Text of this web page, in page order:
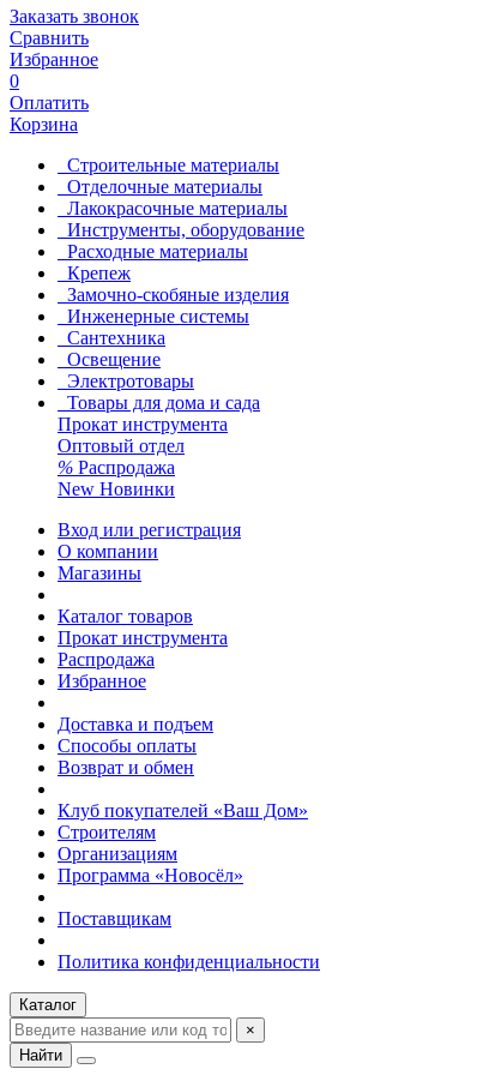
Заказать звонок
Сравнить
Избранное
0
Оплатить
Корзина
Строительные материалы
Отделочные материалы
Лакокрасочные материалы
Инструменты, оборудование
Расходные материалы
Крепеж
Замочно-скобяные изделия
Инженерные системы
Сантехника
Освещение
Электротовары
Товары для дома и сада
Прокат инструмента
Оптовый отдел
% Распродажа
New Новинки
Вход или регистрация
О компании
Магазины
Каталог товаров
Прокат инструмента
Распродажа
Избранное
Доставка и подъем
Способы оплаты
Возврат и обмен
Клуб покупателей «Ваш Дом»
Строителям
Организациям
Программа «Новосёл»
Поставщикам
Политика конфиденциальности
Каталог
×
Найти